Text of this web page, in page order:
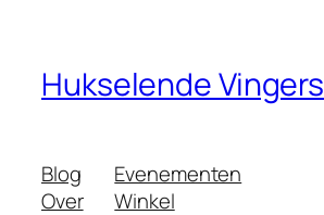
Hukselende Vingers
Blog
Over
Evenementen
Winkel